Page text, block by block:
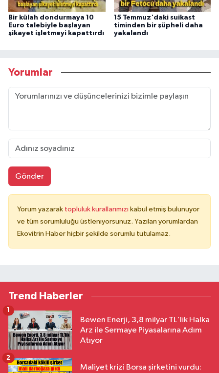
Bir külah dondurmaya 10
Euro talebiyle başlayan
şikayet işletmeyi kapattırdı
15 Temmuz'daki suikast
timinden bir şüpheli daha
yakalandı
Yorumlar
Gönder
Yorum yazarak topluluk kurallarımızı kabul etmiş bulunuyor
ve tüm sorumluluğu üstleniyorsunuz. Yazılan yorumlardan
Ekovitrin Haber hiçbir şekilde sorumlu tutulamaz.
Trend Haberler
Bewen Enerji, 3,8 milyar TL'lik Halka
Arz ile Sermaye Piyasalarına Adım
Atıyor
1
Maliyet krizi Borsa şirketini vurdu:
2